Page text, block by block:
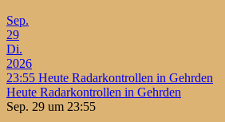
Sep.
29
Di.
2026
23:55 Heute Radarkontrollen in Gehrden
Heute Radarkontrollen in Gehrden
Sep. 29 um 23:55